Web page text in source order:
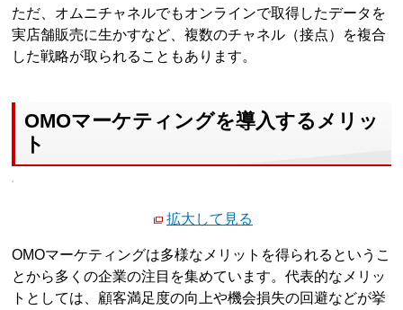
ただ、オムニチャネルでもオンラインで取得したデータを
実店舗販売に生かすなど、複数のチャネル（接点）を複合
した戦略が取られることもあります。
OMOマーケティングを導入するメリッ
ト
拡大して見る
OMOマーケティングは多様なメリットを得られるというこ
とから多くの企業の注目を集めています。代表的なメリッ
トとしては、顧客満足度の向上や機会損失の回避などが挙